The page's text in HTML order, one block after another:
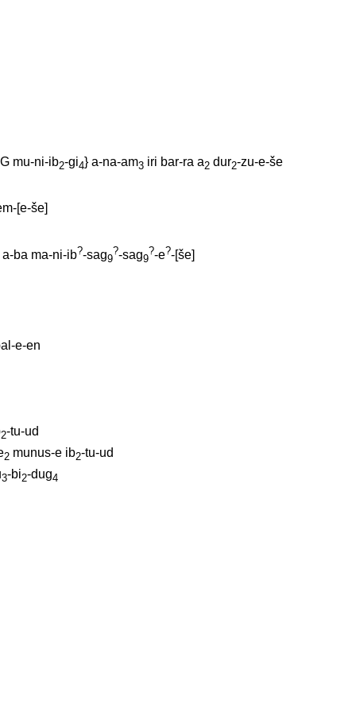
mu-ni-ib2-gi4} a-na-am3 iri bar-ra a2 dur2-zu-e-še
[e-še]
a-ba ma-ni-ib?-sag9
?-sag9
?-e?-[še]
e-en
2-tu-ud
2 munus-e ib2-tu-ud
3-bi2-dug4